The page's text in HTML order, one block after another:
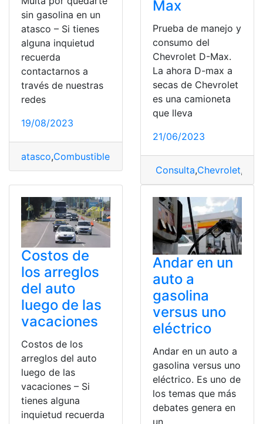
sin gasolina en un
atasco – Si tienes
alguna inquietud
recuerda
contactarnos a
través de nuestras
redes
19/08/2023
atasco,Combustible España,Gasolina,Multas,Planificar
Max
Prueba de manejo y
consumo del
Chevrolet D-Max.
La ahora D-max a
secas de Chevrolet
es una camioneta
que lleva
21/06/2023
Consulta,Chevrolet,
Costos de
los arreglos
del auto
luego de las
vacaciones
Costos de los
arreglos del auto
luego de las
vacaciones – Si
tienes alguna
inquietud recuerda
Andar en un
auto a
gasolina
versus uno
eléctrico
Andar en un auto a
gasolina versus uno
eléctrico. Es uno de
los temas que más
debates genera en
un